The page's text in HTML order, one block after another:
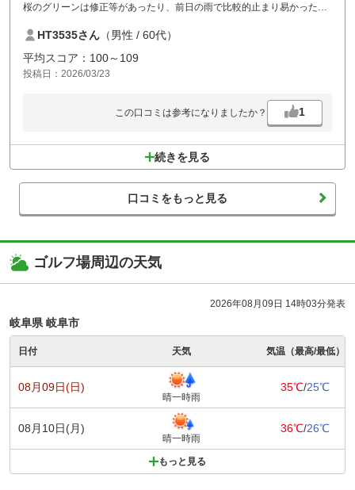
桜のグリーンは修正等があったり、前日の雨で比較的止まり易かった。
り難しかった。
砲台グリーンのお椀型、回りが刈り込んでありので随分流れます。
２組になってしまったｺﾝﾍﾟですが楽しく回れました。
HT3535さん （男性 / 60代）
平均スコア：100～109
投稿日：2026/03/23
この口コミは参考になりましたか？ 1
続きを見る
口コミをもっと見る
ゴルフ場周辺の天気
2026年08月09日 14時03分発表
岐阜県 岐阜市
日付 天気 気温（最高/最低）
08月09日(日)
晴一時雨
35℃/25℃
08月10日(月)
晴一時雨
36℃/26℃
もっと見る